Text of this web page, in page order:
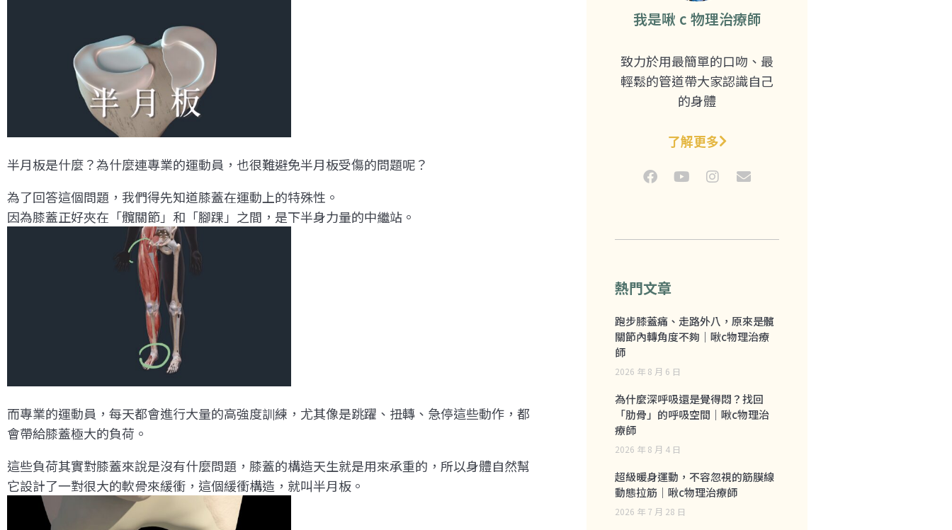
半月板是什麼？為什麼連專業的運動員，也很難避免半月板受傷的問題呢？
為了回答這個問題，我們得先知道膝蓋在運動上的特殊性。
因為膝蓋正好夾在「髖關節」和「腳踝」之間，是下半身力量的中繼站。
而專業的運動員，每天都會進行大量的高強度訓練，尤其像是跳躍、扭轉、急停這些動作，都
會帶給膝蓋極大的負荷。
這些負荷其實對膝蓋來說是沒有什麼問題，膝蓋的構造天生就是用來承重的，所以身體自然幫
它設計了一對很大的軟骨來緩衝，這個緩衝構造，就叫半月板。
我是啾 c 物理治療師
致力於用最簡單的口吻、最
輕鬆的管道帶大家認識自己
的身體
了解更多
熱門文章
跑步膝蓋痛、走路外八，原來是髖
關節內轉角度不夠｜啾c物理治療
師
2026 年 8 月 6 日
為什麼深呼吸還是覺得悶？找回
「肋骨」的呼吸空間｜啾c物理治
療師
2026 年 8 月 4 日
超級暖身運動，不容忽視的筋膜線
動態拉筋｜啾c物理治療師
2026 年 7 月 28 日